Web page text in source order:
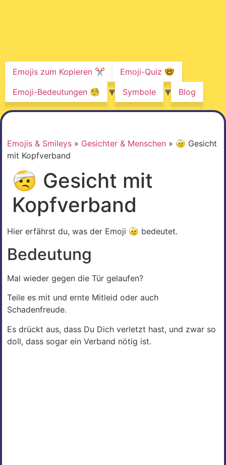
Emojis zum Kopieren ✂️
Emoji-Quiz 🤓
Emoji-Bedeutungen 🧐
Symbole Blog
Emojis & Smileys » Gesichter & Menschen » 🤕 Gesicht
mit Kopfverband
🤕 Gesicht mit
Kopfverband
Hier erfährst du, was der Emoji 🤕 bedeutet.
Bedeutung
Mal wieder gegen die Tür gelaufen?
Teile es mit und ernte Mitleid oder auch
Schadenfreude.
Es drückt aus, dass Du Dich verletzt hast, und zwar so
doll, dass sogar ein Verband nötig ist.